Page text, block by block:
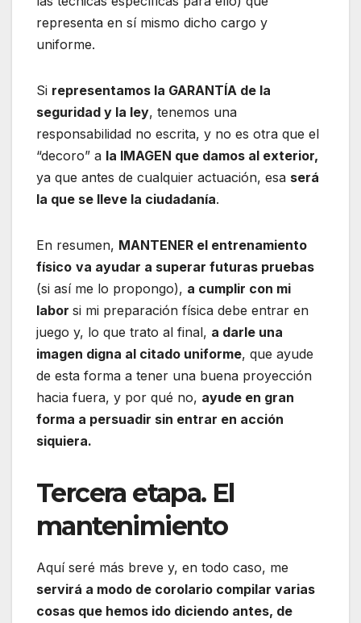
representa en sí mismo dicho cargo y
uniforme.
Si representamos la GARANTÍA de la
seguridad y la ley, tenemos una
responsabilidad no escrita, y no es otra que el
“decoro” a la IMAGEN que damos al exterior,
ya que antes de cualquier actuación, esa será
la que se lleve la ciudadanía.
En resumen, MANTENER el entrenamiento
físico va ayudar a superar futuras pruebas
(si así me lo propongo), a cumplir con mi
labor si mi preparación física debe entrar en
juego y, lo que trato al final, a darle una
imagen digna al citado uniforme, que ayude
de esta forma a tener una buena proyección
hacia fuera, y por qué no, ayude en gran
forma a persuadir sin entrar en acción
siquiera.
Tercera etapa. El
mantenimiento
Aquí seré más breve y, en todo caso, me
servirá a modo de corolario compilar varias
cosas que hemos ido diciendo antes, de